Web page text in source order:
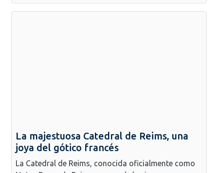
La majestuosa Catedral de Reims, una
joya del gótico francés
La Catedral de Reims, conocida oficialmente como